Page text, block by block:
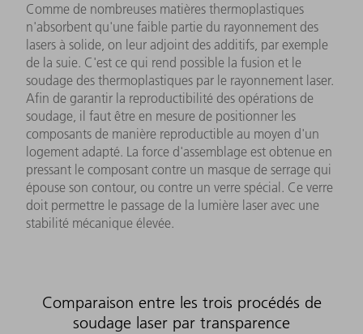
Comme de nombreuses matières thermoplastiques
n'absorbent qu'une faible partie du rayonnement des
lasers à solide, on leur adjoint des additifs, par exemple
de la suie. C'est ce qui rend possible la fusion et le
soudage des thermoplastiques par le rayonnement laser.
Afin de garantir la reproductibilité des opérations de
soudage, il faut être en mesure de positionner les
composants de manière reproductible au moyen d'un
logement adapté. La force d'assemblage est obtenue en
pressant le composant contre un masque de serrage qui
épouse son contour, ou contre un verre spécial. Ce verre
doit permettre le passage de la lumière laser avec une
stabilité mécanique élevée.
Comparaison entre les trois procédés de
soudage laser par transparence